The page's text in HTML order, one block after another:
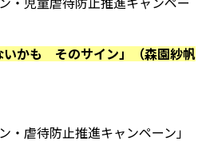
いかも そのサイン」（森園紗帆
・虐待防止推進キャンペーン」